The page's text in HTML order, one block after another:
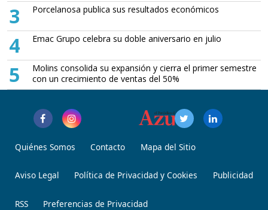
3 Porcelanosa publica sus resultados económicos
4 Emac Grupo celebra su doble aniversario en julio
5
Molins consolida su expansión y cierra el primer semestre
con un crecimiento de ventas del 50%
Quiénes Somos Contacto Mapa del Sitio
Aviso Legal Política de Privacidad y Cookies Publicidad
RSS Preferencias de Privacidad